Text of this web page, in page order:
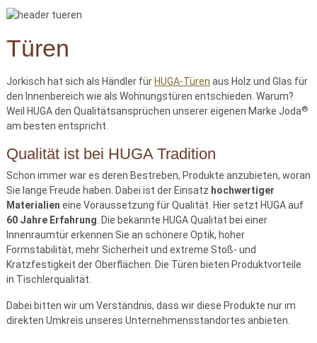
Türen
Jorkisch hat sich als Händler fürHUGA-Türen aus Holz und Glas für
den Innenbereich wie als Wohnungstüren entschieden. Warum?
Weil HUGA den Qualitätsansprüchen unserer eigenen Marke Joda®
am besten entspricht.
Qualität ist bei HUGA Tradition
Schon immer war es deren Bestreben, Produkte anzubieten, woran
Sie lange Freude haben. Dabei ist der Einsatz hochwertiger
Materialien eine Voraussetzung für Qualität. Hier setzt HUGA auf
60 Jahre Erfahrung . Die bekannte HUGA Qualität bei einer
Innenraumtür erkennen Sie an schönere Optik, hoher
Formstabilität, mehr Sicherheit und extreme Stoß- und
Kratzfestigkeit der Oberflächen. Die Türen bieten Produktvorteile
in Tischlerqualität.
Dabei bitten wir um Verständnis, dass wir diese Produkte nur im
direkten Umkreis unseres Unternehmensstandortes anbieten.